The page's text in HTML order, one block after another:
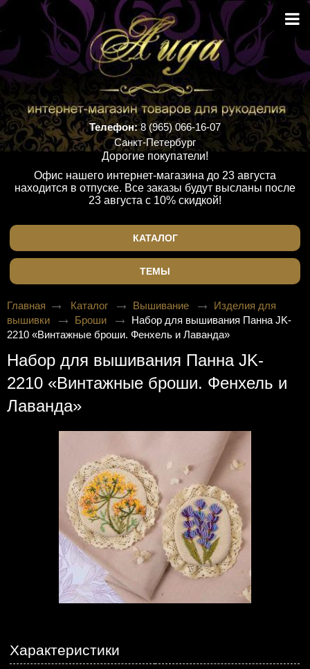
Телефон:8 (965) 066-16-07
Санкт-Петербург
Дорогие покупатели!
Офис нашего интернет-магазина до 23 августа
находится в отпуске. Все заказы будут высланы после
23 августа с 10% скидкой!
КАТАЛОГ
ТЕМЫ
Главная Каталог Вышивание
Изделия для
вышивки
Броши
Набор для вышивания Панна JK-
2210 «Винтажные броши. Фенхель и Лаванда»
Набор для вышивания Панна JK-
2210 «Винтажные броши. Фенхель и
Лаванда»
Характеристики